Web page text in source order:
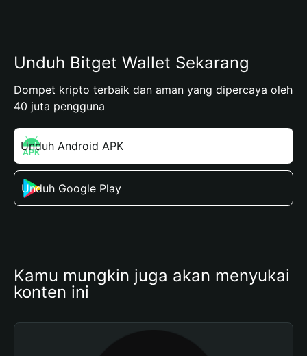
Unduh Bitget Wallet Sekarang
Dompet kripto terbaik dan aman yang dipercaya oleh
40 juta pengguna
Unduh Android APK
Unduh Google Play
Kamu mungkin juga akan menyukai
konten ini